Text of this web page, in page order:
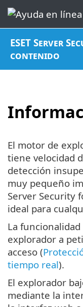
ESET Server
contenido
El motor de
tiene velocidad
detección
muy pequeño
Server Security
ideal para
La
explorador a
acceso (
tiempo real).
El explorador
mediante la